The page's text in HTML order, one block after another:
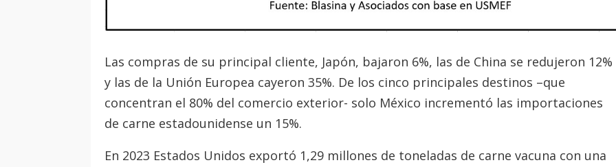
Las compras de su principal cliente, Japón, bajaron 6%, las de China se redujeron 12%
y las de la Unión Europea cayeron 35%. De los cinco principales destinos –que
concentran el 80% del comercio exterior- solo México incrementó las importaciones
de carne estadounidense un 15%.
En 2023 Estados Unidos exportó 1,29 millones de toneladas de carne vacuna con una